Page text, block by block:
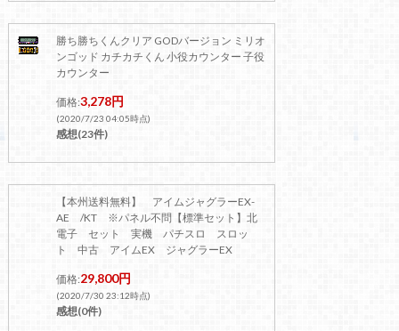
勝ち勝ちくんクリア GODバージョン ミリオ
ンゴッド カチカチくん 小役カウンター 子役
カウンター
価格:3,278円
(2020/7/23 04:05時点)
感想(23件)
【本州送料無料】 アイムジャグラーEX-
AE /KT ※パネル不問【標準セット】北
電子 セット 実機 パチスロ スロッ
ト 中古 アイムEX ジャグラーEX
価格:29,800円
(2020/7/30 23:12時点)
感想(0件)